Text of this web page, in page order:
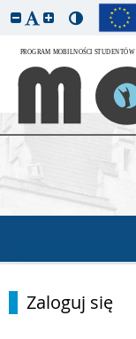
Zaloguj się